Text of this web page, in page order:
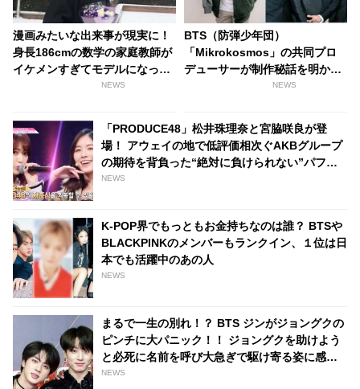
漫画みたいな出来事が現実に！
身長186cmの数学の家庭教師が
イケメンすぎてモデルになっち
NEWS
BTS（防弾少年団）
「Mikrokosmos」の共同プロ
デューサーが制作秘話を明か
す！ 「あんな気持ちを味わうこ
「世界最大で最高のバンド」
NEWS
「PRODUCE48」松井珠理奈と宮脇咲良が登
場！ アウェイの地で低評価相次ぐAKBグループ
の期待を背負った“絶対に負けられない”パフォ
ーマンスの結果は？[動画あり]
NEWS
K-POP界でもっともお金持ちなのは誰？ BTSや
BLACKPINKのメンバーもランクイン、１位は日
本でも活躍中のあの人
NEWS
まるで一生の別れ！？ BTS ジンがジョングクの
ピンチに大パニック！！ ジョングクを助けよう
と必死に名前を呼び大急ぎで駆け寄る姿に感
激…その姿はまさにBTSの大黒柱
NEWS